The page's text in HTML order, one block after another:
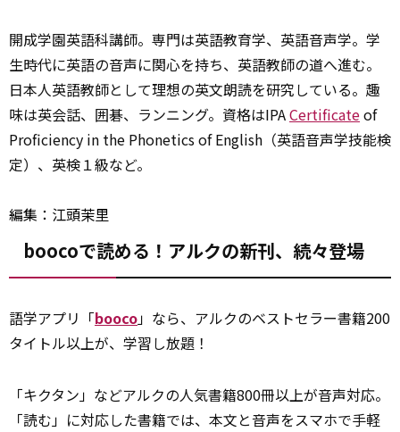
開成学園英語科講師。専門は英語教育学、英語音声学。学
生時代に英語の音声に関心を持ち、英語教師の道へ進む。
日本人英語教師として理想の英文朗読を研究している。趣
味は英会話、囲碁、ランニング。資格はIPACertificateof
Proficiency in the Phonetics of English（英語音声学技能検
定）、英検１級など。
編集：江頭茉里
boocoで読める！アルクの新刊、続々登場
語学アプリ「booco」なら、アルクのベストセラー書籍200
タイトル以上が、学習し放題！
「キクタン」などアルクの人気書籍800冊以上が音声対応。
「読む」に対応した書籍では、本文と音声をスマホで手軽